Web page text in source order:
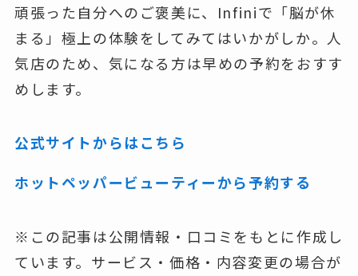
頑張った自分へのご褒美に、Infiniで「脳が休
まる」極上の体験をしてみてはいかがしか。人
気店のため、気になる方は早めの予約をおすす
めします。
公式サイトからはこちら
ホットペッパービューティーから予約する
※この記事は公開情報・口コミをもとに作成し
ています。サービス・価格・内容変更の場合が